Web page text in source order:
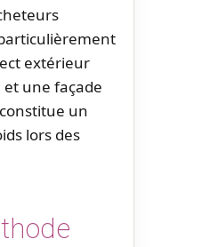
extérieur
et une façade
un
lors des